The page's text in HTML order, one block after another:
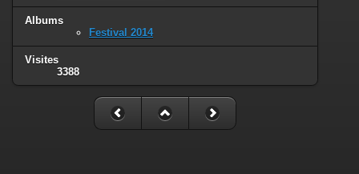
Albums
Festival 2014
Visites
3388